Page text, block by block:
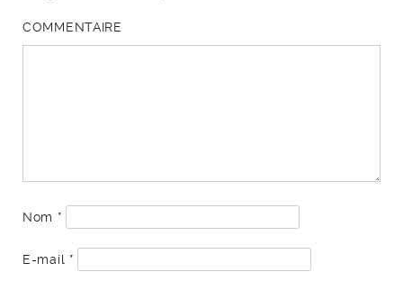
COMMENTAIRE
Nom *
E-mail *